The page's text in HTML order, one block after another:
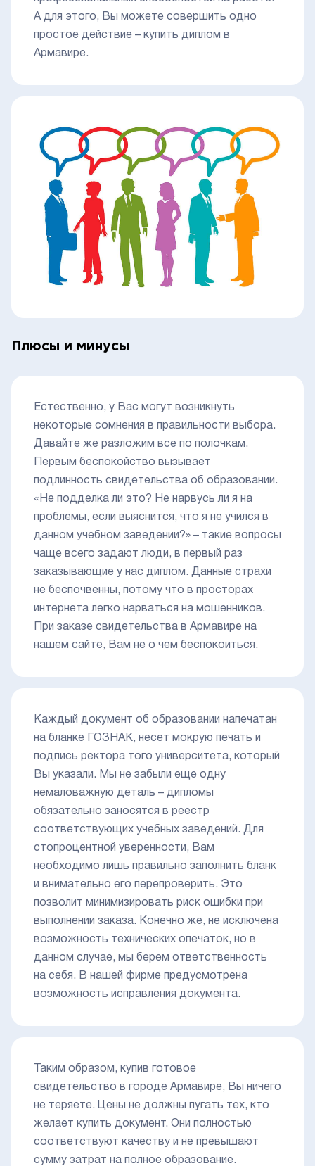
А для этого, Вы можете совершить одно
простое действие – купить диплом в
Армавире.
Плюсы и минусы
Естественно, у Вас могут возникнуть
некоторые сомнения в правильности выбора.
Давайте же разложим все по полочкам.
Первым беспокойство вызывает
подлинность свидетельства об образовании.
«Не подделка ли это? Не нарвусь ли я на
проблемы, если выяснится, что я не учился в
данном учебном заведении?» – такие вопросы
чаще всего задают люди, в первый раз
заказывающие у нас диплом. Данные страхи
не беспочвенны, потому что в просторах
интернета легко нарваться на мошенников.
При заказе свидетельства в Армавире на
нашем сайте, Вам не о чем беспокоиться.
Каждый документ об образовании напечатан
на бланке ГОЗНАК, несет мокрую печать и
подпись ректора того университета, который
Вы указали. Мы не забыли еще одну
немаловажную деталь – дипломы
обязательно заносятся в реестр
соответствующих учебных заведений. Для
стопроцентной уверенности, Вам
необходимо лишь правильно заполнить бланк
и внимательно его перепроверить. Это
позволит минимизировать риск ошибки при
выполнении заказа. Конечно же, не исключена
возможность технических опечаток, но в
данном случае, мы берем ответственность
на себя. В нашей фирме предусмотрена
возможность исправления документа.
Таким образом, купив готовое
свидетельство в городе Армавире, Вы ничего
не теряете. Цены не должны пугать тех, кто
желает купить документ. Они полностью
соответствуют качеству и не превышают
сумму затрат на полное образование.